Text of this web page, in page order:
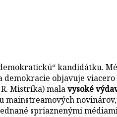
kandidátku.
objavuje
Mistríka) malavysoké
spriaznenými